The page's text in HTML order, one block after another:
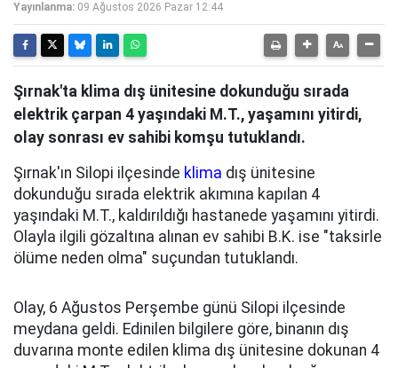
Yayınlanma: 09 Ağustos 2026 Pazar 12:44
Şırnak'ta klima dış ünitesine dokunduğu sırada
elektrik çarpan 4 yaşındaki M.T., yaşamını yitirdi,
olay sonrası ev sahibi komşu tutuklandı.
Şırnak'ın Silopi ilçesinde klima dış ünitesine
dokunduğu sırada elektrik akımına kapılan 4
yaşındaki M.T., kaldırıldığı hastanede yaşamını yitirdi.
Olayla ilgili gözaltına alınan ev sahibi B.K. ise "taksirle
ölüme neden olma" suçundan tutuklandı.
Olay, 6 Ağustos Perşembe günü Silopi ilçesinde
meydana geldi. Edinilen bilgilere göre, binanın dış
duvarına monte edilen klima dış ünitesine dokunan 4